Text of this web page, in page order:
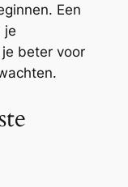
Een
je
beter voor